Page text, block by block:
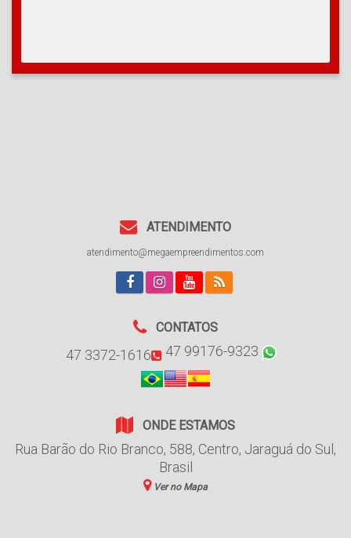
ATENDIMENTO
atendimento@megaempreendimentos.com
CONTATOS
47 3372-1616 47 99176-9323
ONDE ESTAMOS
Rua Barão do Rio Branco, 588, Centro, Jaraguá do Sul ,
Brasil
Ver no Mapa